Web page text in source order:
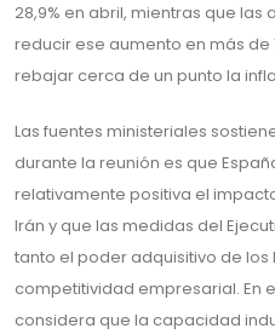
28,9% en abril, mientras que
reducir ese aumento en más de
rebajar cerca de un punto la
Las fuentes ministeriales
durante la reunión es que
relativamente positiva el
Irán y que las medidas del
tanto el poder adquisitivo de
competitividad empresarial. En
considera que la capacidad